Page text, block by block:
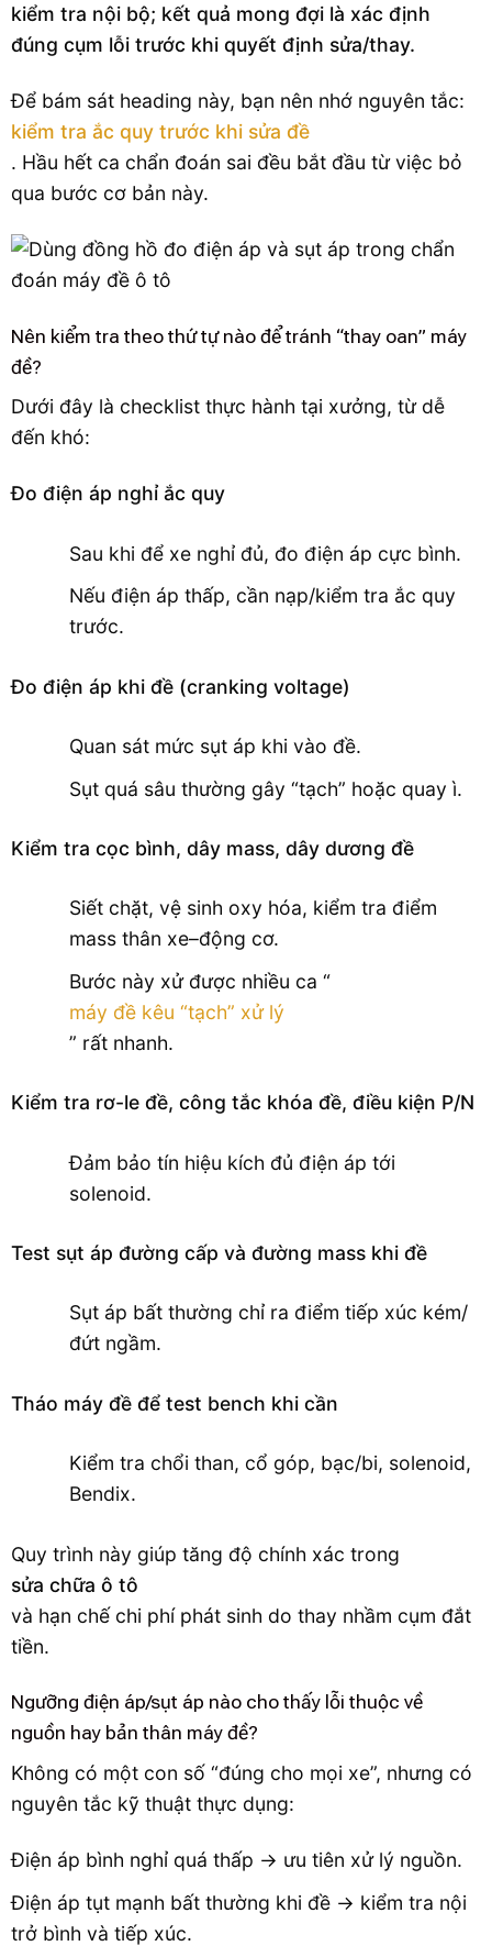
kiểm tra nội bộ; kết quả mong đợi là xác định
đúng cụm lỗi trước khi quyết định sửa/thay.
Để bám sát heading này, bạn nên nhớ nguyên tắc:
kiểm tra ắc quy trước khi sửa đề
. Hầu hết ca chẩn đoán sai đều bắt đầu từ việc bỏ
qua bước cơ bản này.
Nên kiểm tra theo thứ tự nào để tránh “thay oan” máy
đề?
Dưới đây là checklist thực hành tại xưởng, từ dễ
đến khó:
Đo điện áp nghỉ ắc quy
Sau khi để xe nghỉ đủ, đo điện áp cực bình.
Nếu điện áp thấp, cần nạp/kiểm tra ắc quy
trước.
Đo điện áp khi đề (cranking voltage)
Quan sát mức sụt áp khi vào đề.
Sụt quá sâu thường gây “tạch” hoặc quay ì.
Kiểm tra cọc bình, dây mass, dây dương đề
Siết chặt, vệ sinh oxy hóa, kiểm tra điểm
mass thân xe–động cơ.
Bước này xử được nhiều ca “
máy đề kêu “tạch” xử lý
” rất nhanh.
Kiểm tra rơ-le đề, công tắc khóa đề, điều kiện P/N
Đảm bảo tín hiệu kích đủ điện áp tới
solenoid.
Test sụt áp đường cấp và đường mass khi đề
Sụt áp bất thường chỉ ra điểm tiếp xúc kém/
đứt ngầm.
Tháo máy đề để test bench khi cần
Kiểm tra chổi than, cổ góp, bạc/bi, solenoid,
Bendix.
Quy trình này giúp tăng độ chính xác trong
sửa chữa ô tô
và hạn chế chi phí phát sinh do thay nhầm cụm đắt
tiền.
Ngưỡng điện áp/sụt áp nào cho thấy lỗi thuộc về
nguồn hay bản thân máy đề?
Không có một con số “đúng cho mọi xe”, nhưng có
nguyên tắc kỹ thuật thực dụng:
Điện áp bình nghỉ quá thấp → ưu tiên xử lý nguồn.
Điện áp tụt mạnh bất thường khi đề → kiểm tra nội
trở bình và tiếp xúc.